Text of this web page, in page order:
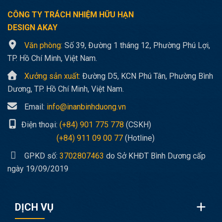
CÔNG TY TRÁCH NHIỆM HỮU HẠN
DESIGN AKAY
Văn phòng: Số 39, Đường 1 tháng 12, Phường Phú Lợi,
TP. Hồ Chí Minh, Việt Nam.
Xưởng sản xuất: Đường D5, KCN Phú Tân, Phường Bình
Dương, TP. Hồ Chí Minh, Việt Nam.
Email: info@inanbinhduong.vn
Điện thoại: (+84) 901 775 778 (CSKH)
(+84) 911 09 00 77 (Hotline)
GPKD số: 3702807463 do Sở KHĐT Bình Dương cấp
ngày 19/09/2019
DỊCH VỤ